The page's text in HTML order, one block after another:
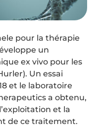
pour la thérapie
un
ex vivo pour les
Un essai
et le laboratoire
a obtenu,
et la
de ce traitement.